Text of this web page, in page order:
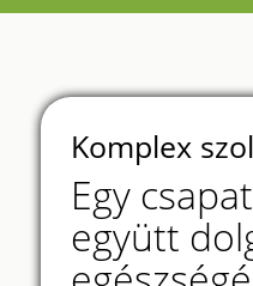
Komplex
Egy
együtt